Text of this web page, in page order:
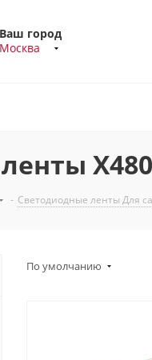
Ваш город
Москва
- Светодиодные ленты Для
По умолчанию